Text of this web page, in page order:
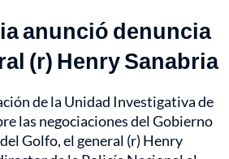
anunció denuncia
(r) Henry Sanabria
de la Unidad Investigativa de
las negociaciones del Gobierno
Golfo, el general (r) Henry